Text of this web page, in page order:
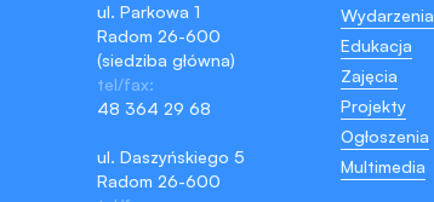
ul. Parkowa 1
Radom 26-600
(siedziba główna)
tel/fax:
48 364 29 68
ul. Daszyńskiego 5
Radom 26-600
Wydarzenia
Edukacja
Zajęcia
Projekty
Ogłoszenia
Multimedia